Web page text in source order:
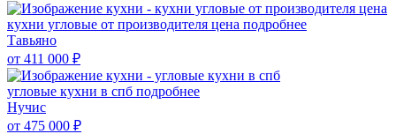
кухни угловые от производителя цена подробнее
Тавьяно
от 411 000 ₽
угловые кухни в спб подробнее
Нучис
от 475 000 ₽